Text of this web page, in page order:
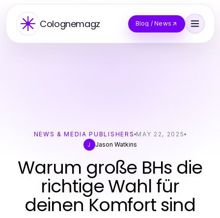
Colognemagz Blog / News
NEWS & MEDIA PUBLISHERS MAY 22, 2025
J
Jason Watkins
Warum große BHs die
richtige Wahl für
deinen Komfort sind